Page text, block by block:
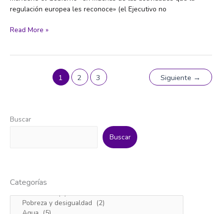
regulación europea les reconoce» (el Ejecutivo no
Este
Read More »
1 2 3 Siguiente →
Buscar
Buscar
Categorías